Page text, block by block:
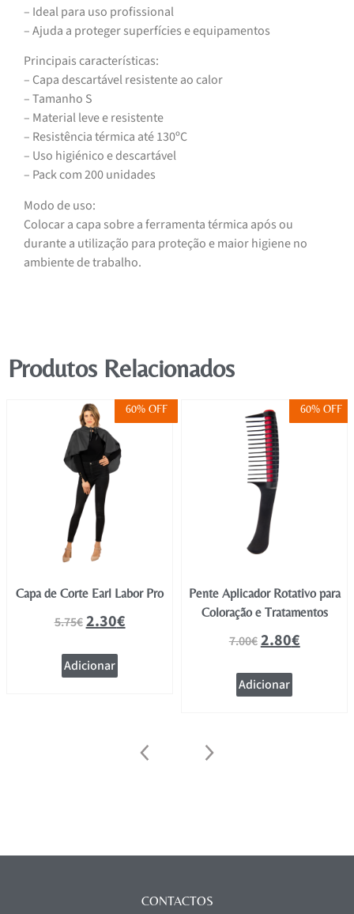
– Ideal para uso profissional
– Ajuda a proteger superfícies e equipamentos
Principais características:
– Capa descartável resistente ao calor
– Tamanho S
– Material leve e resistente
– Resistência térmica até 130ºC
– Uso higiénico e descartável
– Pack com 200 unidades
Modo de uso:
Colocar a capa sobre a ferramenta térmica após ou
durante a utilização para proteção e maior higiene no
ambiente de trabalho.
Produtos Relacionados
60% OFF
Capa de Corte Earl Labor Pro
5.75€2.30€
Adicionar
60% OFF
Pente Aplicador Rotativo para
Coloração e Tratamentos
7.00€2.80€
Adicionar
CONTACTOS